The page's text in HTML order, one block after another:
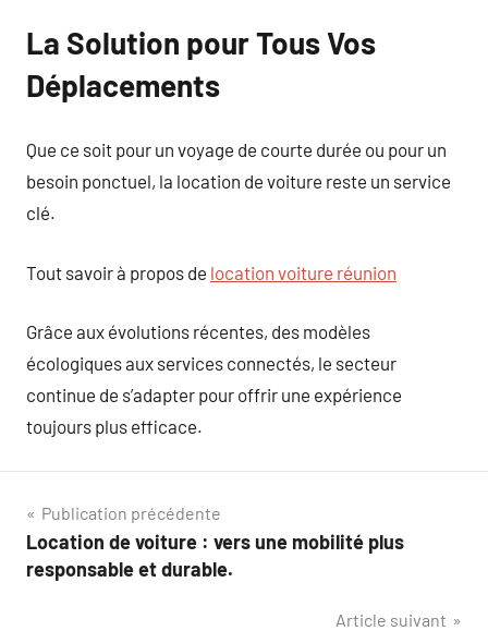
La Solution pour Tous Vos
Déplacements
Que ce soit pour un voyage de courte durée ou pour un
besoin ponctuel, la location de voiture reste un service
clé.
Tout savoir à propos de location voiture réunion
Grâce aux évolutions récentes, des modèles
écologiques aux services connectés, le secteur
continue de s’adapter pour offrir une expérience
toujours plus efficace.
Navigation
de
Publication précédente
Location de voiture : vers une mobilité plus
responsable et durable.
Article suivant